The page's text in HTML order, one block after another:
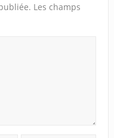
Les champs